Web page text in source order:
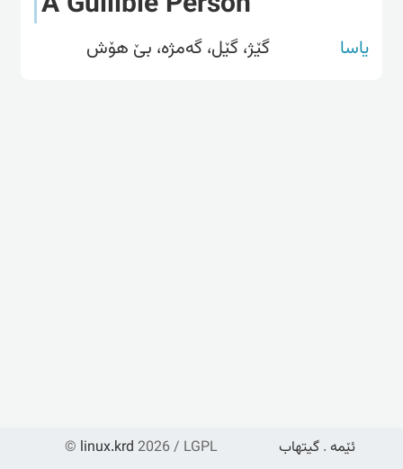
یاسا گێژ، گێل، گەمژە، بێ هۆش
© linux.krd 2026 / LGPL ئێمە . گیتهاب